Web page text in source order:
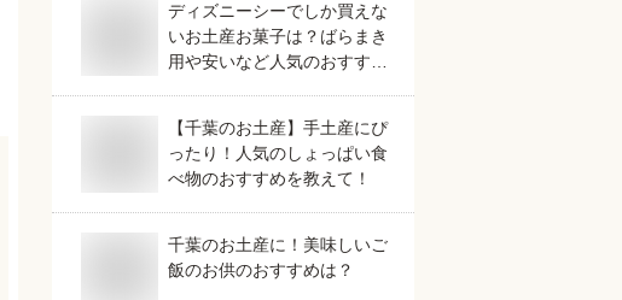
ディズニーシーでしか買えな
いお土産お菓子は？ばらまき
用や安いなど人気のおすすめ
【千葉のお土産】手土産にぴ
ったり！人気のしょっぱい食
べ物のおすすめを教えて！
千葉のお土産に！美味しいご
飯のお供のおすすめは？